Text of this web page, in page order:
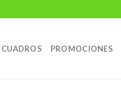
CUADROS PROMOCIONES